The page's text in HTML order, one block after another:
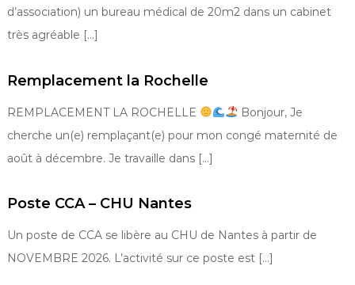
d’association) un bureau médical de 20m2 dans un cabinet
très agréable […]
Remplacement la Rochelle
REMPLACEMENT LA ROCHELLE
Bonjour, Je
cherche un(e) remplaçant(e) pour mon congé maternité de
août à décembre. Je travaille dans […]
Poste CCA – CHU Nantes
Un poste de CCA se libère au CHU de Nantes à partir de
NOVEMBRE 2026. L’activité sur ce poste est […]